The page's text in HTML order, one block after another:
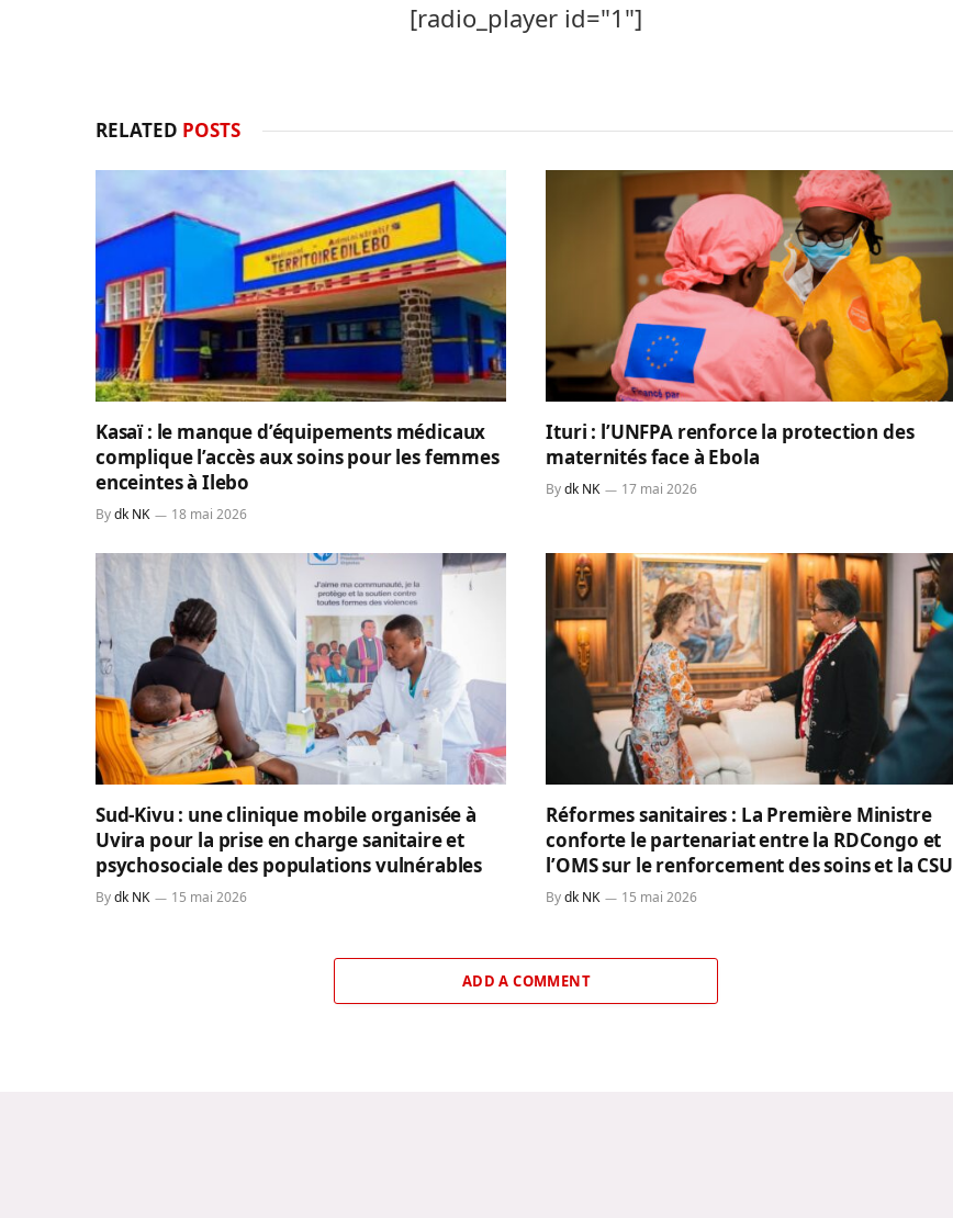
[radio_player id="1"]
RELATED POSTS
Kasaï : le manque d’équipements médicaux
complique l’accès aux soins pour les femmes
enceintes à Ilebo
Bydk NK 18 mai 2026
Ituri : l’UNFPA renforce la protection des
maternités face à Ebola
By dk NK 17 mai 2026
Sud-Kivu : une clinique mobile organisée à
Uvira pour la prise en charge sanitaire et
psychosociale des populations vulnérables
Bydk NK 15 mai 2026
Réformes sanitaires : La Première Ministre
conforte le partenariat entre la RDCongo et
l’OMS sur le renforcement des soins et la CSU
By dk NK 15 mai 2026
ADD A COMMENT